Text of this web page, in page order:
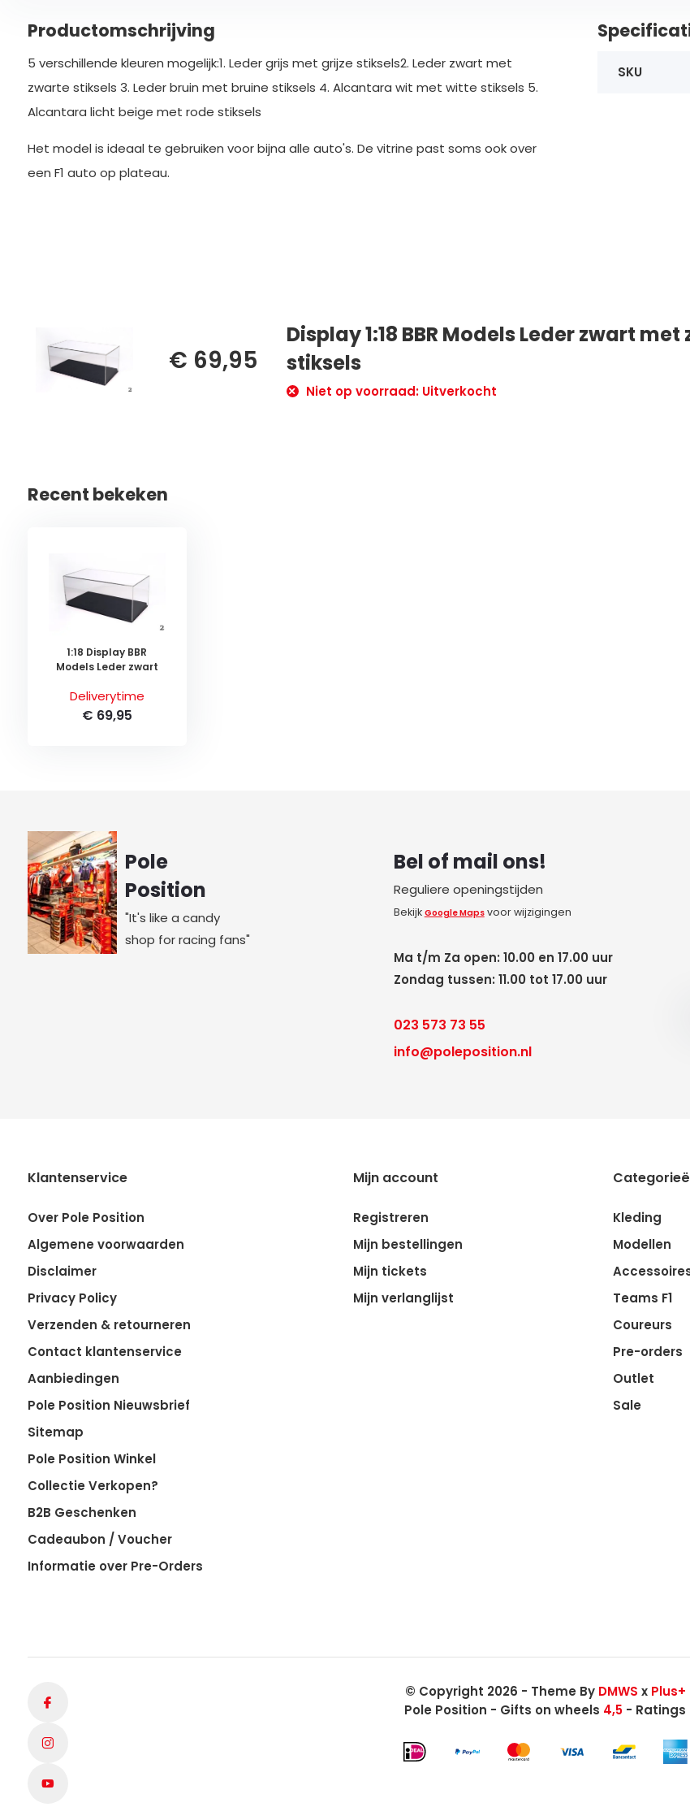
Productomschrijving
5 verschillende kleuren mogelijk:1. Leder grijs met grijze stiksels2. Leder zwart met
zwarte stiksels 3. Leder bruin met bruine stiksels 4. Alcantara wit met witte stiksels 5.
Alcantara licht beige met rode stiksels
Het model is ideaal te gebruiken voor bijna alle auto's. De vitrine past soms ook over
een F1 auto op plateau.
SKU
€ 69,95
Display 1:18 BBR Models Leder zwart
stiksels
Niet op voorraad: Uitverkocht
Recent bekeken
1:18 Display BBR
Models Leder zwart
Deliverytime
€ 69,95
Pole
Position
"It's like a candy
shop for racing fans"
Bel of mail ons!
Reguliere openingstijden
Bekijk Google Mapsvoor wijzigingen
Ma t/m Za open: 10.00 en 17.00 uur
Zondag tussen: 11.00 tot 17.00 uur
023 573 73 55
info@poleposition.nl
Klantenservice
Over Pole Position
Algemene voorwaarden
Disclaimer
Privacy Policy
Verzenden & retourneren
Contact klantenservice
Aanbiedingen
Pole Position Nieuwsbrief
Sitemap
Pole Position Winkel
Collectie Verkopen?
B2B Geschenken
Cadeaubon / Voucher
Informatie over Pre-Orders
Mijn account
Registreren
Mijn bestellingen
Mijn tickets
Mijn verlanglijst
Kleding
Modellen
Teams F1
Coureurs
Pre-orders
Outlet
Sale
© Copyright 2026 - Theme By DMWS x Plus+
Pole Position - Gifts on wheels 4,5 - Ratings